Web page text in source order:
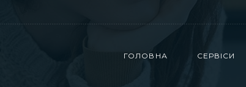
ГОЛОВНА СЕРВІСИ